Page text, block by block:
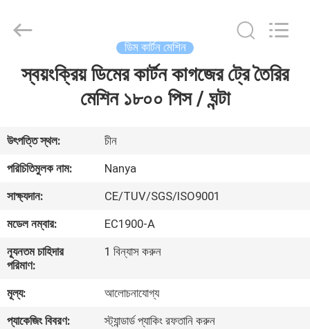
বাড়ি
ভিডিও
VR
প্রদর্শন
আমাদের
সম্পর্কে
Equipment
Reserved.
ডিম কার্টন মেশিন
স্বয়ংক্রিয় ডিমের কার্টন কাগজের ট্রে তৈরির
মেশিন ১৮০০ পিস / ঘন্টা
উৎপত্তি স্থল:
চীন
পরিচিতিমুলক নাম:
Nanya
সাক্ষ্যদান:
CE/TUV/SGS/ISO9001
মডেল নম্বার:
EC1900-A
ন্যূনতম চাহিদার
পরিমাণ:
1 বিন্যাস করুন
মূল্য:
আলোচনাযোগ্য
প্যাকেজিং বিবরণ:
স্ট্যান্ডার্ড প্যাকিং রফতানি করুন